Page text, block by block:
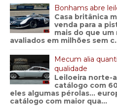
Bonhams abre
Casa britânica
venda para a
mais do que
avaliados em milhões sem
Mecum alia
qualidade
Leiloeira norte-
catálogo com
eles algumas pérolas…
catálogo com maior qua...